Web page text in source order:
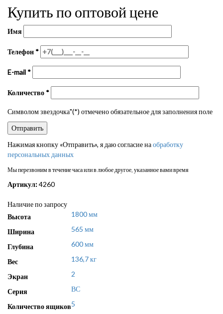
Купить по оптовой цене
Имя
Телефон *
E-mail *
Количество *
Символом звездочка"(*) отмечено обязательное для заполнения поле
Нажимая кнопку «Отправить», я даю согласие наобработку
персональных данных
Мы перезвоним в течение часа или в любое другое, указанное вами время
Артикул:4260
Наличие по запросу
Высота
1800 мм
Ширина 565 мм
Глубина 600 мм
Вес 136,7 кг
Экран 2
Серия ВС
Количество ящиков5